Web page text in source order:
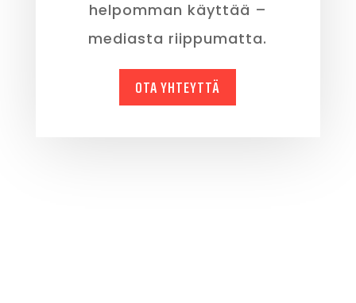
helpomman käyttää –
mediasta riippumatta.
OTA YHTEYTTÄ